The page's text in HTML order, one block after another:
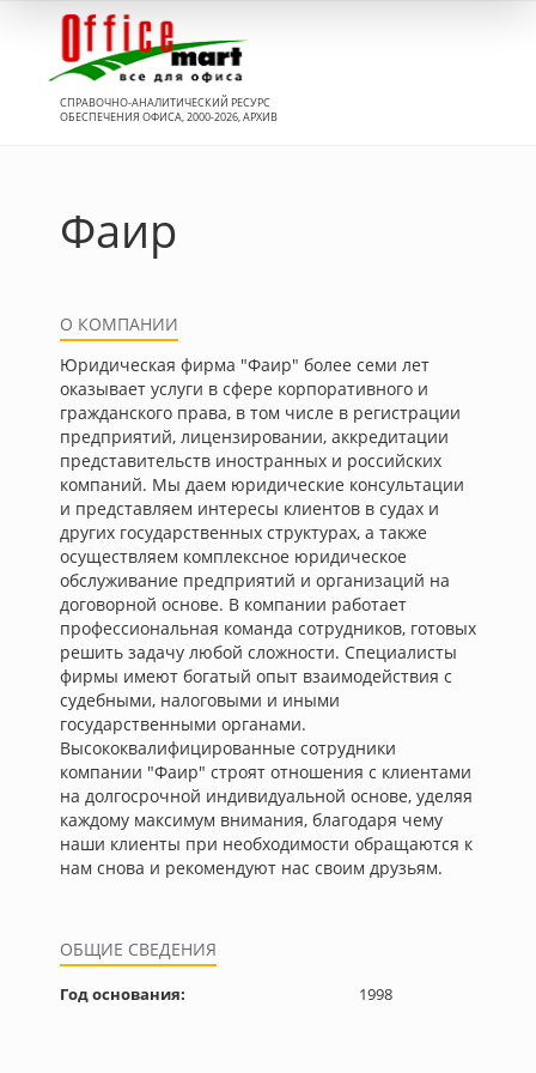
СПРАВОЧНО-АНАЛИТИЧЕСКИЙ РЕСУРС
ОБЕСПЕЧЕНИЯ ОФИСА, 2000-2026, АРХИВ
Фаир
О КОМПАНИИ
Юридическая фирма "Фаир" более семи лет
оказывает услуги в сфере корпоративного и
гражданского права, в том числе в регистрации
предприятий, лицензировании, аккредитации
представительств иностранных и российских
компаний. Мы даем юридические консультации
и представляем интересы клиентов в судах и
других государственных структурах, а также
осуществляем комплексное юридическое
обслуживание предприятий и организаций на
договорной основе. В компании работает
профессиональная команда сотрудников, готовых
решить задачу любой сложности. Специалисты
фирмы имеют богатый опыт взаимодействия с
судебными, налоговыми и иными
государственными органами.
Высококвалифицированные сотрудники
компании "Фаир" строят отношения с клиентами
на долгосрочной индивидуальной основе, уделяя
каждому максимум внимания, благодаря чему
наши клиенты при необходимости обращаются к
нам снова и рекомендуют нас своим друзьям.
ОБЩИЕ СВЕДЕНИЯ
Год основания: 1998